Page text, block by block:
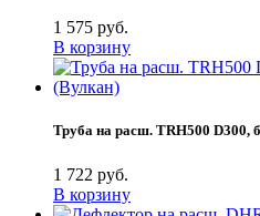
1 575 руб.
В корзину
Труба на расш. TRH500 D300,
1 722 руб.
В корзину